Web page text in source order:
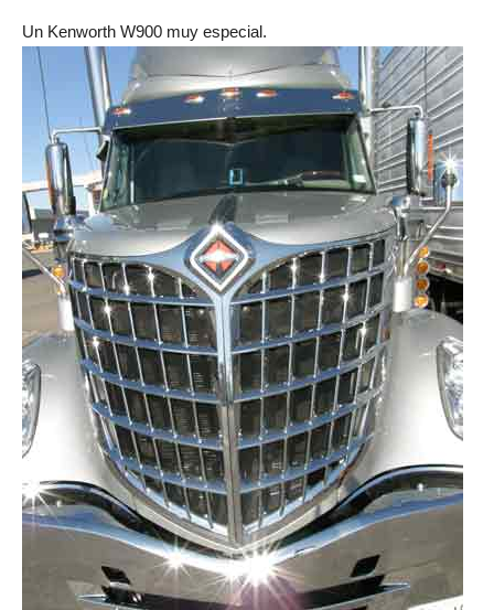
Un Kenworth W900 muy especial.